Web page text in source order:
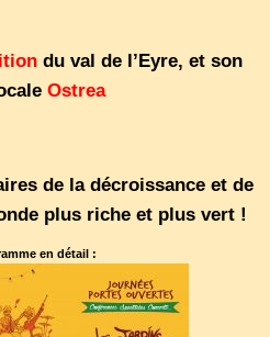
du val de l’Eyre, et son
Ostrea
de la décroissance et de
plus riche et plus vert !
en détail :